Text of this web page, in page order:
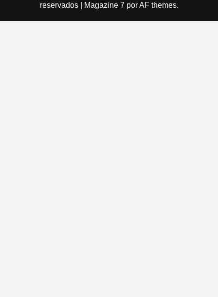
reservados
Magazine 7 por AF themes.